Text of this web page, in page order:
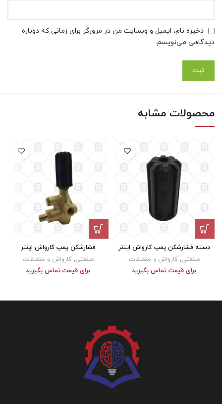
ذخیره نام، ایمیل و وبسایت من در مرورگر برای زمانی که دوباره
دیدگاهی می‌نویسم.
محصولات مشابه
دسته فشارشکن پمپ کارواش اینتر
صنعتی,کارواش و متعلقات
برای قیمت تماس بگیرید
فشارشکن پمپ کارواش اینتر
صنعتی,کارواش و متعلقات
برای قیمت تماس بگیرید